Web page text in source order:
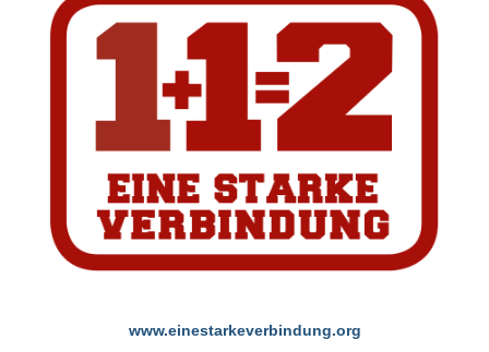
www.einestarkeverbindung.org